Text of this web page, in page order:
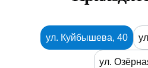
ул. Куйбышева, 40
ул.